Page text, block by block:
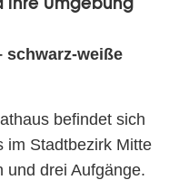
schwarz-weiße
befindet sich
im Stadtbezirk Mitte
und drei Aufgänge.